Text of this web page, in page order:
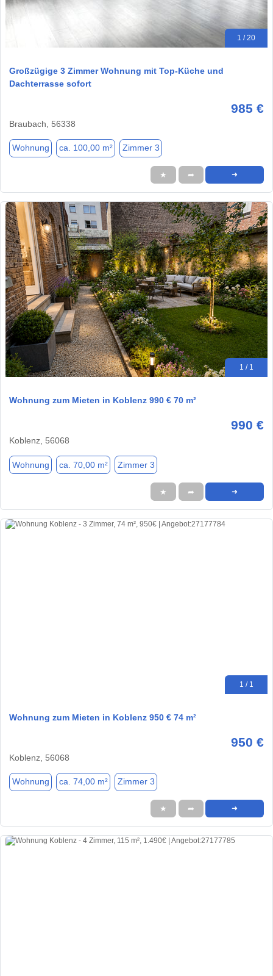
1 / 20
Großzügige 3 Zimmer Wohnung mit Top-Küche und
Dachterrasse sofort
985 €
Braubach, 56338
Wohnung ca. 100,00 m² Zimmer 3
★ ➦ ➜
1 / 1
Wohnung zum Mieten in Koblenz 990 € 70 m²
990 €
Koblenz, 56068
Wohnung ca. 70,00 m² Zimmer 3
★ ➦ ➜
1 / 1
Wohnung zum Mieten in Koblenz 950 € 74 m²
950 €
Koblenz, 56068
Wohnung ca. 74,00 m² Zimmer 3
★ ➦ ➜